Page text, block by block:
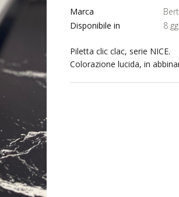
Marca
Disponibile in
8 gg
Piletta clic clac, serie NICE.
Colorazione lucida, in